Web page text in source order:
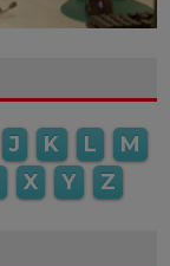
J K L
M
X Y Z